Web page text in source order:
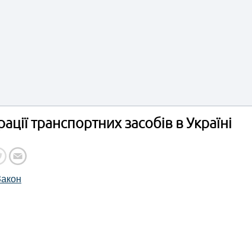
транспортних засобів в Україні